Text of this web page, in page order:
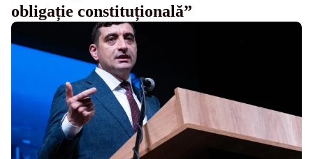
obligație constituțională”